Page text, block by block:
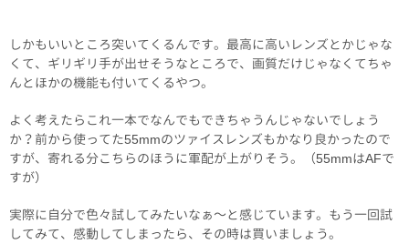
しかもいいところ突いてくるんです。最高に高いレンズとかじゃな
くて、ギリギリ手が出せそうなところで、画質だけじゃなくてちゃ
んとほかの機能も付いてくるやつ。
よく考えたらこれ一本でなんでもできちゃうんじゃないでしょう
か？前から使ってた55mmのツァイスレンズもかなり良かったので
すが、寄れる分こちらのほうに軍配が上がりそう。（55mmはAFで
すが）
実際に自分で色々試してみたいなぁ～と感じています。もう一回試
してみて、感動してしまったら、その時は買いましょう。